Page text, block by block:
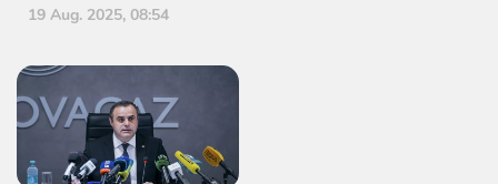
19 Aug. 2025, 08:54